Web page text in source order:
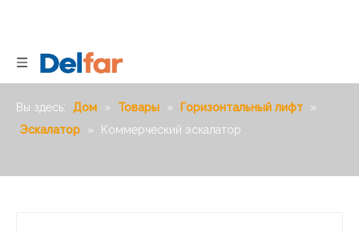
Вы здесь: Дом » Товары » Горизонтальный лифт
»
Эскалатор
» Коммерческий эскалатор